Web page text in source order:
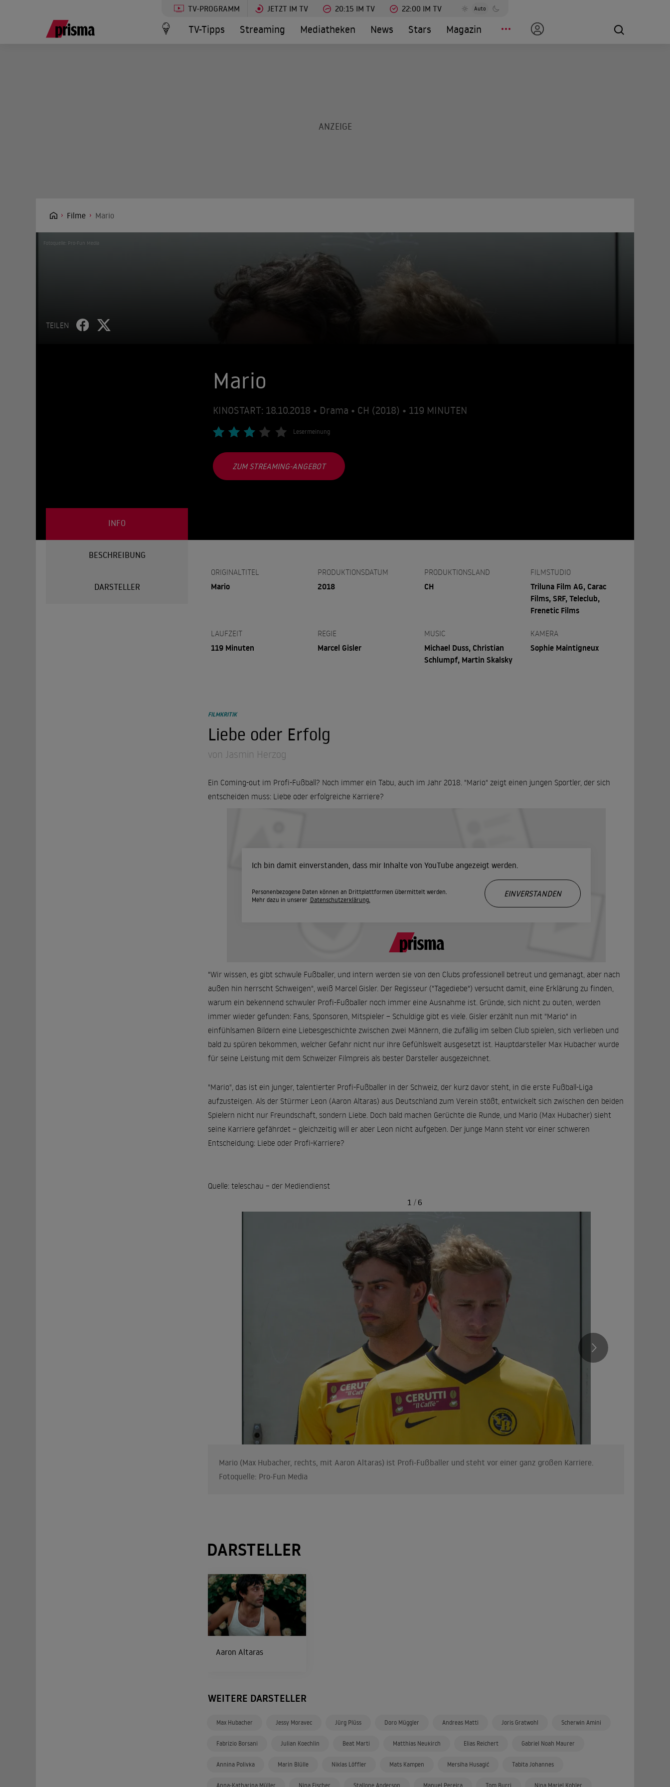
TV-PROGRAMM JETZT IM TV 20:15 IM TV 22:00 IM TV Auto
TV-Tipps Streaming Mediatheken News Stars Magazin
Filme Mario
Fotoquelle: Pro-Fun Media
TEILEN
Mario
KINOSTART: 18.10.2018 • Drama • CH (2018) • 119 MINUTEN
Lesermeinung
ZUM STREAMING-ANGEBOT
INFO
BESCHREIBUNG
DARSTELLER
ORIGINALTITEL
Mario
PRODUKTIONSDATUM
2018
PRODUKTIONSLAND
CH
FILMSTUDIO
Triluna Film AG, Carac
Films, SRF, Teleclub,
Frenetic Films
LAUFZEIT
119 Minuten
REGIE
Marcel Gisler
MUSIC
Michael Duss, Christian
Schlumpf, Martin Skalsky
KAMERA
Sophie Maintigneux
FILMKRITIK
Liebe oder Erfolg
von Jasmin Herzog
Ein Coming-out im Profi-Fußball? Noch immer ein Tabu, auch im Jahr 2018. "Mario" zeigt einen jungen Sportler, der sich
entscheiden muss: Liebe oder erfolgreiche Karriere?
Ich bin damit einverstanden, dass mir Inhalte von YouTube angezeigt werden.
Personenbezogene Daten können an Drittplattformen übermittelt werden.
Mehr dazu in unserer Datenschutzerklärung.
EINVERSTANDEN
"Wir wissen, es gibt schwule Fußballer, und intern werden sie von den Clubs professionell betreut und gemanagt, aber nach
außen hin herrscht Schweigen", weiß Marcel Gisler. Der Regisseur ("Tagediebe") versucht damit, eine Erklärung zu finden,
warum ein bekennend schwuler Profi-Fußballer noch immer eine Ausnahme ist. Gründe, sich nicht zu outen, werden
immer wieder gefunden: Fans, Sponsoren, Mitspieler – Schuldige gibt es viele. Gisler erzählt nun mit "Mario" in
einfühlsamen Bildern eine Liebesgeschichte zwischen zwei Männern, die zufällig im selben Club spielen, sich verlieben und
bald zu spüren bekommen, welcher Gefahr nicht nur ihre Gefühlswelt ausgesetzt ist. Hauptdarsteller Max Hubacher wurde
für seine Leistung mit dem Schweizer Filmpreis als bester Darsteller ausgezeichnet.
"Mario", das ist ein junger, talentierter Profi-Fußballer in der Schweiz, der kurz davor steht, in die erste Fußball-Liga
aufzusteigen. Als der Stürmer Leon (Aaron Altaras) aus Deutschland zum Verein stößt, entwickelt sich zwischen den beiden
Spielern nicht nur Freundschaft, sondern Liebe. Doch bald machen Gerüchte die Runde, und Mario (Max Hubacher) sieht
seine Karriere gefährdet – gleichzeitig will er aber Leon nicht aufgeben. Der junge Mann steht vor einer schweren
Entscheidung: Liebe oder Profi-Karriere?
Quelle: teleschau – der Mediendienst
Mario (Max Hubacher, rechts, mit Aaron Altaras) ist Profi-Fußballer und steht vor einer ganz großen Karriere.
Fotoquelle: Pro-Fun Media
1 / 6
DARSTELLER
Aaron Altaras
WEITERE DARSTELLER
Max Hubacher Jessy Moravec Jürg Plüss Doro Müggler Andreas Matti Joris Gratwohl Scherwin Amini
Fabrizio Borsani Julian Koechlin Beat Marti Matthias Neukirch Elias Reichert Gabriel Noah Maurer
Annina Polivka Marin Blülle Niklas Löffler Mats Kampen Mersiha Husagić Tabita Johannes
Anna-Katharina Müller Nina Fischer Stallone Anderson Manuel Pereira Tom Burri Nina Mariel Kohler